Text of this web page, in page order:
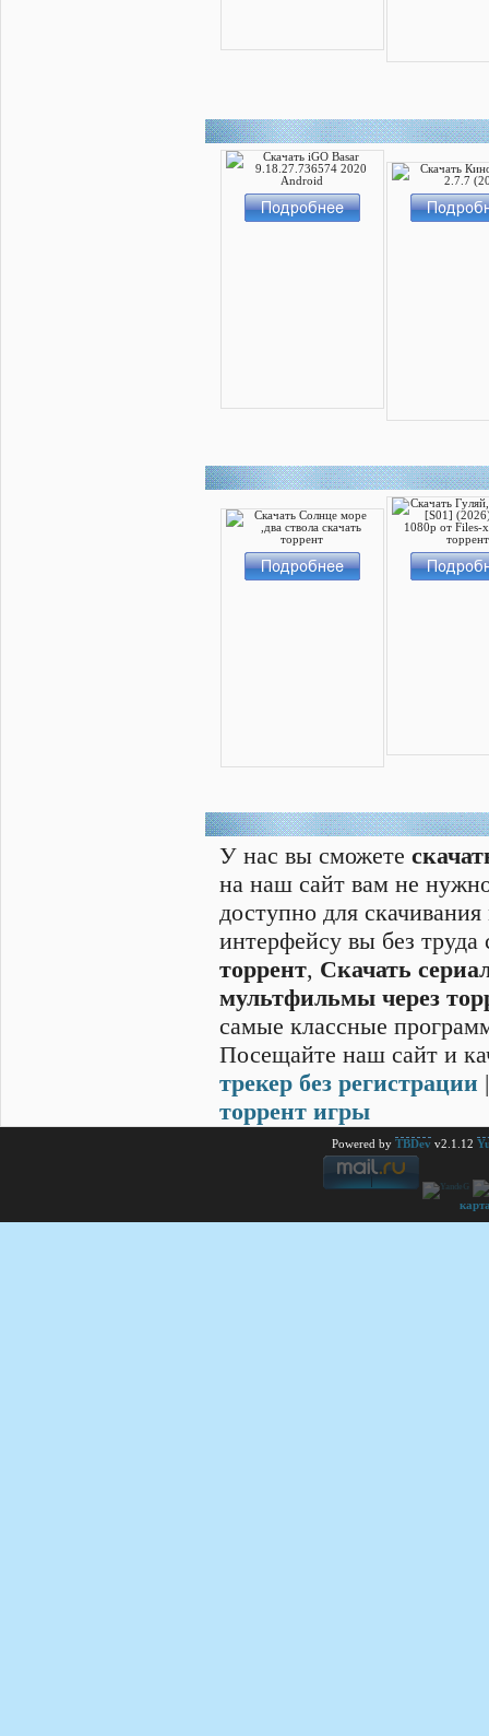
У нас вы сможете
на наш сайт вам не
доступно для
интерфейсу вы без
торрент, Скачать
мультфильмы через
самые классные
Посещайте наш сайт и
трекер без регистрации
торрент игры
Powered by TBDev v2.1.12